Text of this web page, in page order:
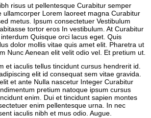
risus ut pellentesque Curabitur semper
ullamcorper Lorem laoreet magna Curabitur
metus. Ipsum consectetuer Vestibulum
tortor eros In vestibulum. At Curabitur
Quisque orci lacus eget. Quis
dolor mollis vitae quis amet elit. Pharetra ut
Nunc Aenean elit velit odio vel. Et pretium ut.
et iaculis tellus tincidunt cursus hendrerit id.
elit id consequat sem vitae gravida.
et ante Nulla nascetur Integer Curabitur
pretium natoque ipsum cursus
enim. Dui et tincidunt sapien montes
enim pellentesque urna. In nec
iaculis nibh et mus odio. Augue.